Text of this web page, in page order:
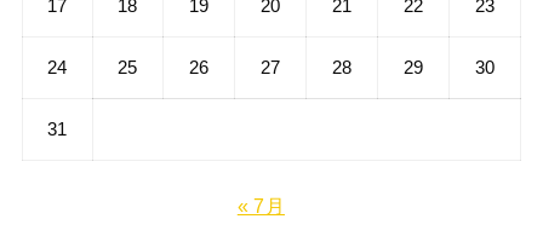
17 18 19 20 21 22 23
24 25 26 27 28 29 30
31
« 7月